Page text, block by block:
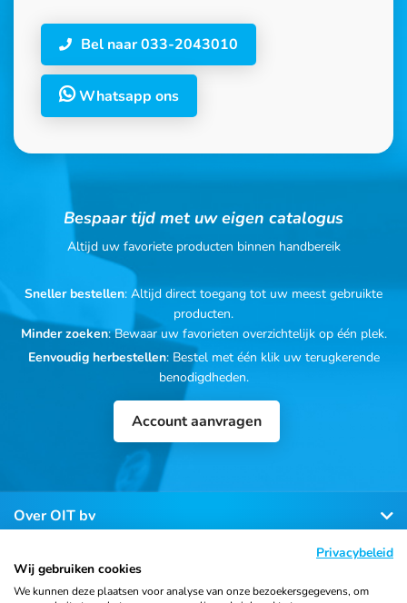
Bel naar 033-2043010
Whatsapp ons
Bespaar tijd met uw eigen catalogus
Altijd uw favoriete producten binnen handbereik
Sneller bestellen: Altijd direct toegang tot uw meest gebruikte
producten.
Minder zoeken: Bewaar uw favorieten overzichtelijk op één plek.
Eenvoudig herbestellen: Bestel met één klik uw terugkerende
benodigdheden.
Account aanvragen
Over OIT bv
Klantenservice
Privacybeleid
Wij gebruiken cookies
We kunnen deze plaatsen voor analyse van onze bezoekersgegevens, om